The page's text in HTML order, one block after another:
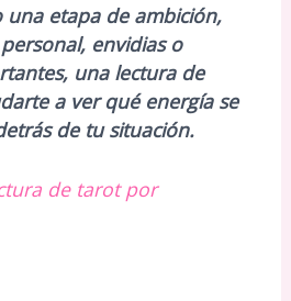
una etapa de ambición,
envidias o
una lectura de
a ver qué energía se
de tu situación.
de tarot por